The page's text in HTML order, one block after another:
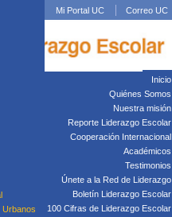
Mi Portal UC Correo UC
Urbanos
Inicio
Quiénes Somos
Nuestra misión
Reporte Liderazgo Escolar
Cooperación Internacional
Académicos
Testimonios
Únete a la Red de Liderazgo
Boletín Liderazgo Escolar
100 Cifras de Liderazgo Escolar